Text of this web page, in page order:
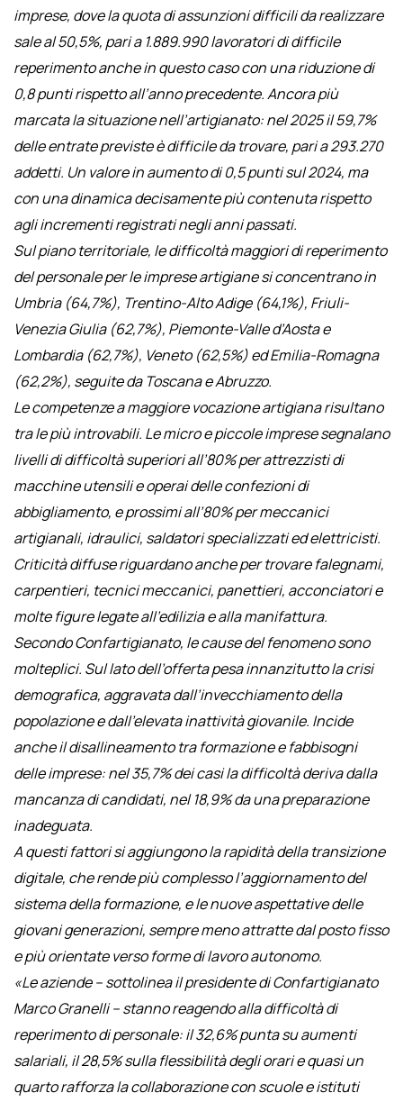
imprese, dove la quota di assunzioni difficili da realizzare
sale al 50,5%, pari a 1.889.990 lavoratori di difficile
reperimento anche in questo caso con una riduzione di
0,8 punti rispetto all’anno precedente. Ancora più
marcata la situazione nell’artigianato: nel 2025 il 59,7%
delle entrate previste è difficile da trovare, pari a 293.270
addetti. Un valore in aumento di 0,5 punti sul 2024, ma
con una dinamica decisamente più contenuta rispetto
agli incrementi registrati negli anni passati.
Sul piano territoriale, le difficoltà maggiori di reperimento
del personale per le imprese artigiane si concentrano in
Umbria (64,7%), Trentino-Alto Adige (64,1%), Friuli-
Venezia Giulia (62,7%), Piemonte-Valle d’Aosta e
Lombardia (62,7%), Veneto (62,5%) ed Emilia-Romagna
(62,2%), seguite da Toscana e Abruzzo.
Le competenze a maggiore vocazione artigiana risultano
tra le più introvabili. Le micro e piccole imprese segnalano
livelli di difficoltà superiori all’80% per attrezzisti di
macchine utensili e operai delle confezioni di
abbigliamento, e prossimi all’80% per meccanici
artigianali, idraulici, saldatori specializzati ed elettricisti.
Criticità diffuse riguardano anche per trovare falegnami,
carpentieri, tecnici meccanici, panettieri, acconciatori e
molte figure legate all’edilizia e alla manifattura.
Secondo Confartigianato, le cause del fenomeno sono
molteplici. Sul lato dell’offerta pesa innanzitutto la crisi
demografica, aggravata dall’invecchiamento della
popolazione e dall’elevata inattività giovanile. Incide
anche il disallineamento tra formazione e fabbisogni
delle imprese: nel 35,7% dei casi la difficoltà deriva dalla
mancanza di candidati, nel 18,9% da una preparazione
inadeguata.
A questi fattori si aggiungono la rapidità della transizione
digitale, che rende più complesso l’aggiornamento del
sistema della formazione, e le nuove aspettative delle
giovani generazioni, sempre meno attratte dal posto fisso
e più orientate verso forme di lavoro autonomo.
«Le aziende – sottolinea il presidente di Confartigianato
Marco Granelli – stanno reagendo alla difficoltà di
reperimento di personale: il 32,6% punta su aumenti
salariali, il 28,5% sulla flessibilità degli orari e quasi un
quarto rafforza la collaborazione con scuole e istituti